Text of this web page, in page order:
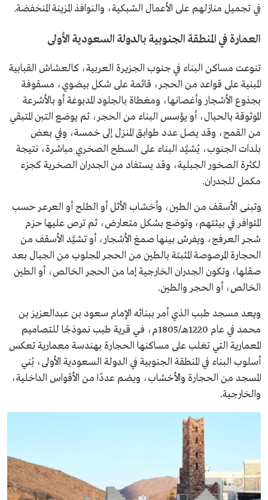
في تجميل منازلهم على الأعمال الشبكية، والنوافذ المزينة المنخفضة.
العمارة في المنطقة الجنوبية بالدولة السعودية الأولى
تنوعت مساكن البناء في جنوب الجزيرة العربية، كالعشاش القبابية
المبنية على قواعد من الحجر، قائمة على شكل بيضوي، مسقوفة
بجذوع الأشجار وأغصانها، ومغطاة بالجلود المدبوغة أو بالأشرعة
الموثوقة بالحبال، أو يؤسس البناء من الحجر، ثم يوضع التبن المتبقي
من القمح، وقد يصل عدد طوابق المنزل إلى خمسة، وفي بعض
بلدات الجنوب، يُشيَّد البناء على السطح الصخري مباشرة، نتيجة
لكثرة الصخور الجبلية، وقد يستفاد من الجدران الصخرية كجزء
مكمل للجدران.
وتبنى الأسقف من الطين، وأخشاب الأثل أو الطلح أو العرعـر حسب
المتوافر في بيئتهم، وتوضع بشكل متعارض، ثم ترص عليها حزم
شجر العرفج، ويفرش بينها صمغ الأشجار، أو تشيَّد الأسقف من
الحجارة المرصوصة المثبتة بالطين من الحجر المجلوب من الجبال بعد
صقلها، وتكون الجدران الخارجية إما من الحجر الخالص، أو الطين
الخالص، أو الحجر والطين.
ويعد مسجد طبب الذي أمر ببنائه الإمام سعود بن عبدالعزيز بن
محمد في عام 1220هــ/1805م، فـي قرية طبب نموذجًا للتصاميم
المعمارية التي تغلب على مساكنها الحجارة بهندسة معمارية تعكس
أسلوب البناء في المنطقة الجنوبية في الدولة السعودية الأولى، بُني
المسجد من الحجارة والأخشاب، ويضم عددًا من الأقواس الداخلية،
والخارجية.